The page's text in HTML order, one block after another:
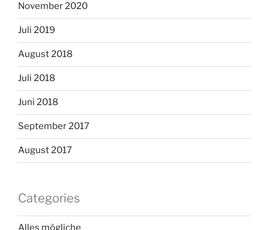
November 2020
Juli 2019
August 2018
Juli 2018
Juni 2018
September 2017
August 2017
Categories
Alles mögliche